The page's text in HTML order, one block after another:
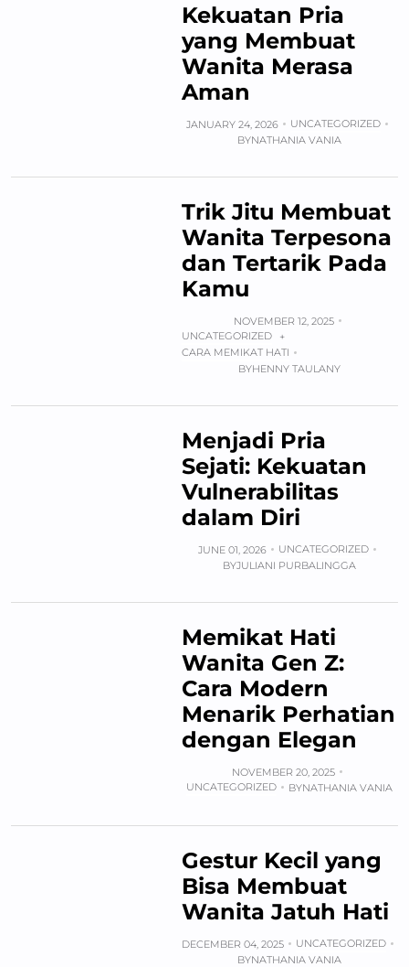
Kekuatan Pria
yang Membuat
Wanita Merasa
Aman
JANUARY 24, 2026
UNCATEGORIZED
BYNATHANIA VANIA
Trik Jitu Membuat
Wanita Terpesona
dan Tertarik Pada
Kamu
NOVEMBER 12, 2025
UNCATEGORIZED
+
CARA MEMIKAT HATI
BYHENNY TAULANY
Menjadi Pria
Sejati: Kekuatan
Vulnerabilitas
dalam Diri
JUNE 01, 2026
UNCATEGORIZED
BYJULIANI PURBALINGGA
Memikat Hati
Wanita Gen Z:
Cara Modern
Menarik Perhatian
dengan Elegan
NOVEMBER 20, 2025
UNCATEGORIZED
BYNATHANIA VANIA
Gestur Kecil yang
Bisa Membuat
Wanita Jatuh Hati
DECEMBER 04, 2025
UNCATEGORIZED
BYNATHANIA VANIA